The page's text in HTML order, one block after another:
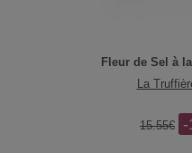
Fleur de Sel à
La
15.55€ -